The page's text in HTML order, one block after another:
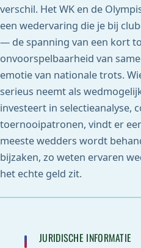
verschil. Het WK en de
een wedervaring die je bij
— de spanning van een kort
onvoorspelbaarheid van
emotie van nationale trots.
serieus neemt als
investeert in selectieanalyse,
toernooipatronen, vindt er
meeste wedders wordt
bijzaken, zo weten ervaren
het echte geld zit.
JURIDISCHE INFORMATIE